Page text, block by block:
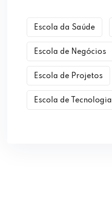
Escola da Saúde
Escola de Negócios
Escola de Projetos
Escola de Tecnologia